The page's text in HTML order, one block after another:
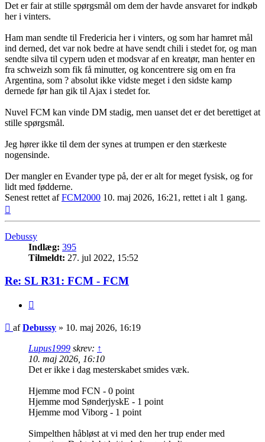
Det er fair at stille spørgsmål om dem der havde ansvaret for indkøb
her i vinters.
Ham man sendte til Fredericia her i vinters, og som har hamret mål
ind derned, det var nok bedre at have sendt chili i stedet for, og man
sendte silva til cypern uden et modsvar af en kreatør, man henter en
fra schweizh som fik få minutter, og koncentrere sig om en fra
Argentina, som ? absolut ikke vidste meget i den sidste kamp
dernede før han gik til Ajax i stedet for.
Nuvel FCM kan vinde DM stadig, men uanset det er det berettiget at
stille spørgsmål.
Jeg hører ikke til dem der synes at trumpen er den stærkeste
nogensinde.
Der mangler en Evander type på, der er alt for meget fysisk, og for
lidt med fødderne.
Senest rettet afFCM2000 10. maj 2026, 16:21, rettet i alt 1 gang.
Debussy
Indlæg: 395
Tilmeldt: 27. jul 2022, 15:52
Re: SL R31: FCM - FCM
Indlæg
afDebussy » 10. maj 2026, 16:19
Lupus1999 skrev: ↑
10. maj 2026, 16:10
Det er ikke i dag mesterskabet smides væk.
Hjemme mod FCN - 0 point
Hjemme mod SønderjyskE - 1 point
Hjemme mod Viborg - 1 point
Simpelthen håbløst at vi med den her trup ender med